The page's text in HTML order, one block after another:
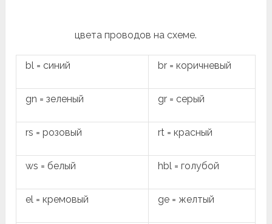
цвета проводов на схеме.
bl = синий br = коричневый
gn = зеленый gr = серый
rs = розовый rt = красный
ws = белый hbl = голубой
el = кремовый ge = желтый